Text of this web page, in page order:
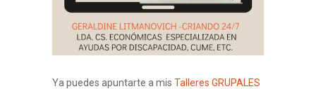
Ya puedes apuntarte a mis Talleres GRUPALES